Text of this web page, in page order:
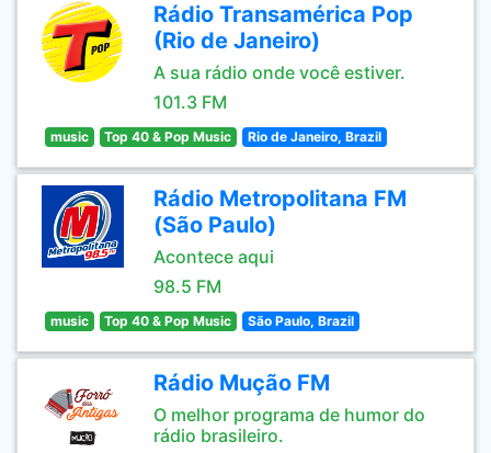
Rádio Transamérica Pop
(Rio de Janeiro)
A sua rádio onde você estiver.
101.3 FM
music Top 40 & Pop Music Rio de Janeiro, Brazil
Rádio Metropolitana FM
(São Paulo)
Acontece aqui
98.5 FM
music Top 40 & Pop Music São Paulo, Brazil
Rádio Mução FM
O melhor programa de humor do
rádio brasileiro.